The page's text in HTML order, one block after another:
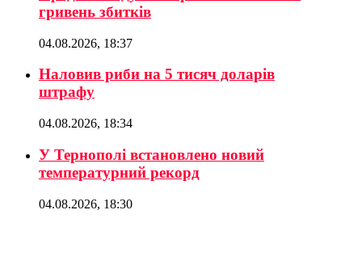
гривень збитків
04.08.2026, 18:37
Наловив риби на 5 тисяч доларів
штрафу
04.08.2026, 18:34
У Тернополі встановлено новий
температурний рекорд
04.08.2026, 18:30